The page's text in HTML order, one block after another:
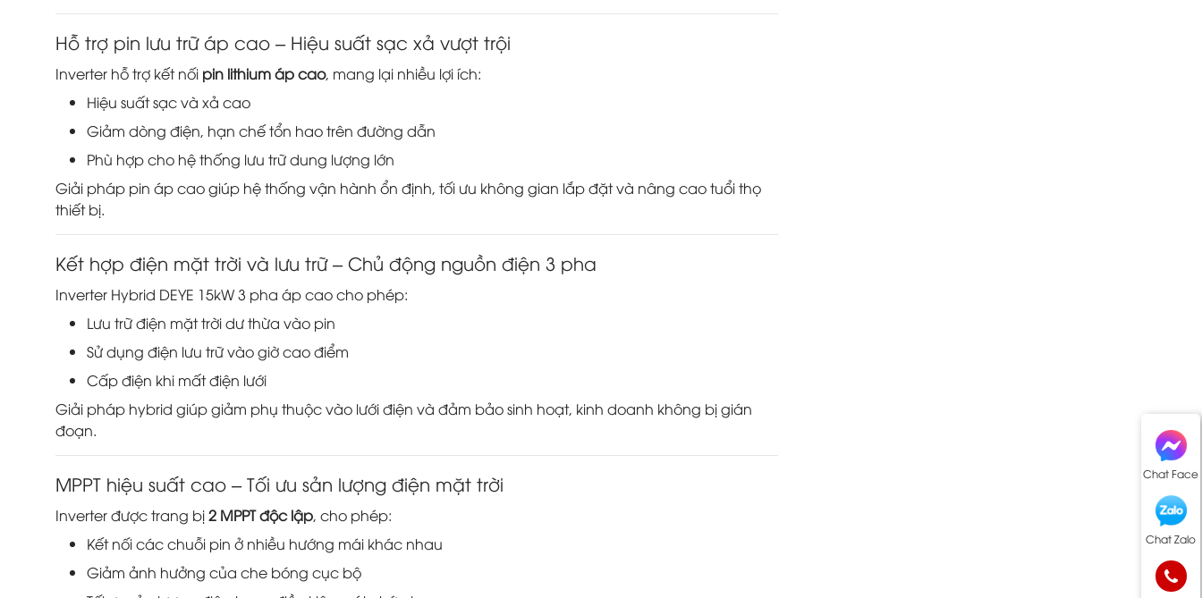
Chat Face
Chat Zalo
Hỗ trợ pin lưu trữ áp cao – Hiệu suất sạc xả vượt trội
Inverter hỗ trợ kết nối pin lithium áp cao, mang lại nhiều lợi ích:
Hiệu suất sạc và xả cao
Giảm dòng điện, hạn chế tổn hao trên đường dẫn
Phù hợp cho hệ thống lưu trữ dung lượng lớn
Giải pháp pin áp cao giúp hệ thống vận hành ổn định, tối ưu không gian lắp đặt và nâng cao tuổi thọ
thiết bị.
Kết hợp điện mặt trời và lưu trữ – Chủ động nguồn điện 3 pha
Inverter Hybrid DEYE 15kW 3 pha áp cao cho phép:
Lưu trữ điện mặt trời dư thừa vào pin
Sử dụng điện lưu trữ vào giờ cao điểm
Cấp điện khi mất điện lưới
Giải pháp hybrid giúp giảm phụ thuộc vào lưới điện và đảm bảo sinh hoạt, kinh doanh không bị gián
đoạn.
MPPT hiệu suất cao – Tối ưu sản lượng điện mặt trời
Inverter được trang bị2 MPPT độc lập, cho phép:
Kết nối các chuỗi pin ở nhiều hướng mái khác nhau
Giảm ảnh hưởng của che bóng cục bộ